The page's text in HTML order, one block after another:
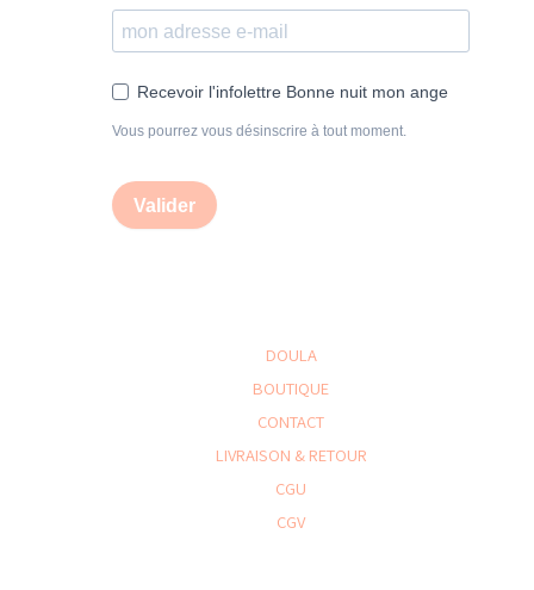
Recevoir l'infolettre Bonne nuit mon ange
Vous pourrez vous désinscrire à tout moment.
Valider
DOULA
BOUTIQUE
CONTACT
LIVRAISON & RETOUR
CGU
CGV